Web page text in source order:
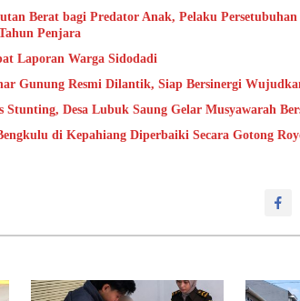
Berat bagi Predator Anak, Pelaku
Penjara
Laporan Warga Sidodadi
Gunung Resmi Dilantik, Siap Bersinergi
Stunting, Desa Lubuk Saung Gelar Musyawarah
di Kepahiang Diperbaiki Secara Gotong